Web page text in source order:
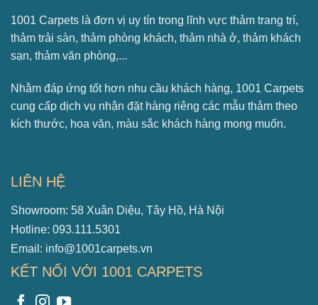
1001 Carpets là đơn vị uy tín trong lĩnh vực thảm trang trí,
thảm trải sàn, thảm phòng khách, thảm nhà ở, thảm khách
sạn, thảm văn phòng,...
Nhằm đáp ứng tốt hơn nhu cầu khách hàng, 1001 Carpets
cung cấp dịch vụ nhận đặt hàng riêng các mẫu thảm theo
kích thước, hoa văn, màu sắc khách hàng mong muốn.
LIÊN HỆ
Showroom: 58 Xuân Diệu, Tây Hồ, Hà Nội
Hotline: 093.111.5301
Email: info@1001carpets.vn
KẾT NỐI VỚI 1001 CARPETS